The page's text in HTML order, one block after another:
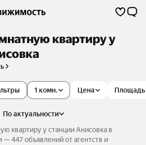
квартиру у
1 комн. Цена Площадь
по актуальности
квартиру у станции Анисовка в
— 447 объявлений от агентств и